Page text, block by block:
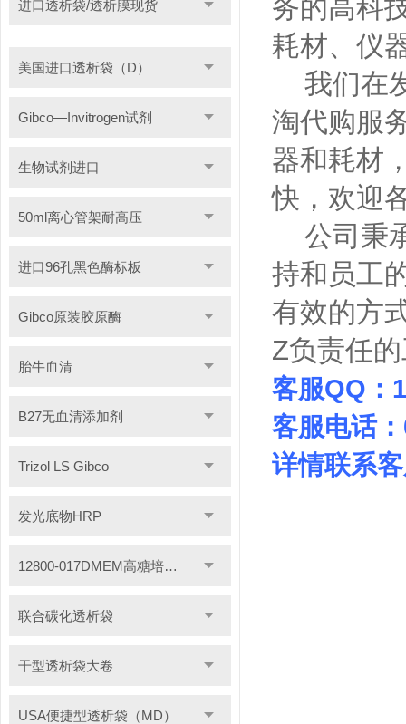
进口透析袋/透析膜现货
美国进口透析袋（D）
Gibco—Invitrogen试剂
生物试剂进口
50ml离心管架耐高压
进口96孔黑色酶标板
Gibco原装胶原酶
胎牛血清
B27无血清添加剂
Trizol LS Gibco
发光底物HRP
12800-017DMEM高糖培养基
联合碳化透析袋
干型透析袋大卷
USA便捷型透析袋（MD）
务的高科
耗材、仪
我们在
淘代购服
器和耗材
快，欢迎
公司秉
持和员工
有效的方
Z负责任
客服QQ：
客服电话
详情联系